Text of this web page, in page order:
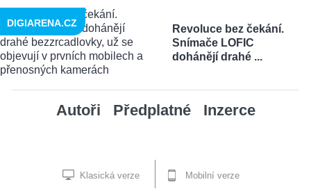
Revoluce bez čekání.
Snímače LOFIC
dohánějí drahé ...
DIGIARENA.CZ
Autoři Předplatné Inzerce
Klasická verze Mobilní verze